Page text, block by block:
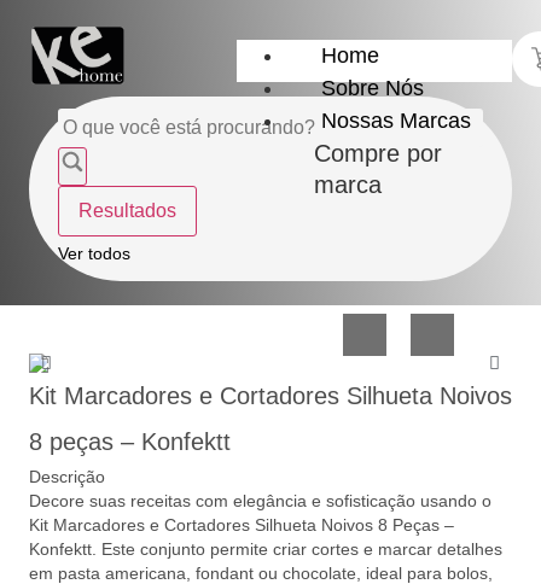
Home
Sobre Nós
Nossas Marcas
Compre por
marca
Lar
Organização
Utilidades
de
Vidro
Confeitaria
e
Presente
Resultados
Ver todos
Kit Marcadores e Cortadores Silhueta Noivos
8 peças – Konfektt
Descrição
Decore suas receitas com elegância e sofisticação usando o
Kit Marcadores e Cortadores Silhueta Noivos 8 Peças –
Konfektt. Este conjunto permite criar cortes e marcar detalhes
em pasta americana, fondant ou chocolate, ideal para bolos,